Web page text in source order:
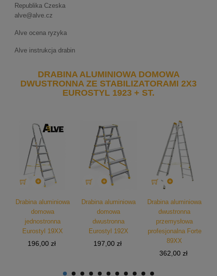
Republika Czeska
alve@alve.cz
Alve ocena ryzyka
Alve instrukcja drabin
DRABINA ALUMINIOWA DOMOWA
DWUSTRONNA ZE STABILIZATORAMI 2X3
EUROSTYL 1923 + ST.

Drabina aluminiowa
domowa
jednostronna
Eurostyl 19XX
Cena
196,00 zł

Drabina aluminiowa
domowa
dwustronna
Eurostyl 192X
Cena
197,00 zł

Drabina aluminiowa
dwustronna
przemysłowa
profesjonalna Forte
89XX
Cena
362,00 zł